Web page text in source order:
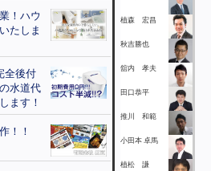
！ハウ
たしま
全後付
水道代
ます！
！！
植森 宏昌
秋吉勝也
舘内 孝夫
田口恭平
推川 和範
小田本 卓馬
植松 謙